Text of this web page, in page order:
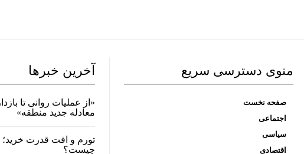
منوی دسترسی سریع
صفحه نخست
اجتماعی
سیاسی
اقتصادی
آخرین خبرها
«از عملیات روانی تا
معادله جدید منطقه»
تورم و افت قدرت خرید؛
چیست؟